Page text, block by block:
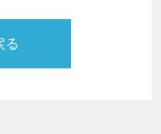
る